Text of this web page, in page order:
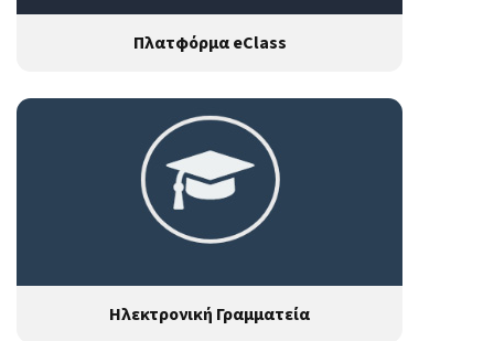
Πλατφόρμα eClass
Ηλεκτρονική Γραμματεία